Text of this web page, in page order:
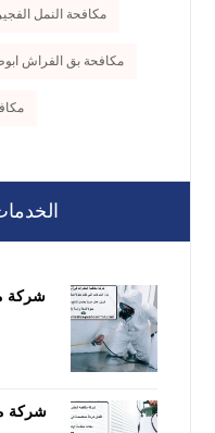
مكافحة النمل
مكافحة بق الفراش
شركة
شركة